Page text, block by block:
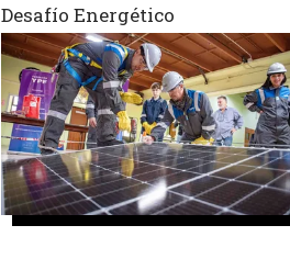
Desafío Energético